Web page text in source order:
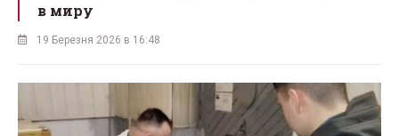
в миру
19 Березня 2026 в 16:48